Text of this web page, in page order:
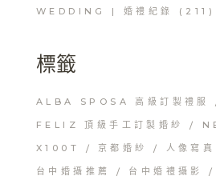
WEDDING | 婚禮紀錄 (211)
標籤
ALBA SPOSA 高級訂製禮服
FELIZ 頂級手工訂製婚紗
X100T 京都婚紗 人像寫真
台中婚攝推薦 台中婚禮攝影